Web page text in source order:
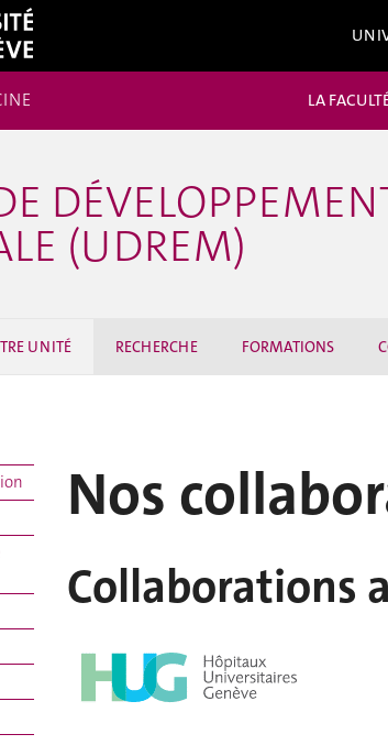
LA
(UDREM)
UNITÉ RECHERCHE FORMATIONS
Nos
Collaborations